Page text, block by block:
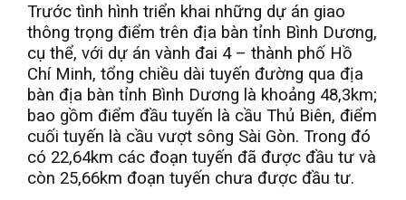
Trước tình hình triển khai những dự án giao
thông trọng điểm trên địa bàn tỉnh Bình Dương,
cụ thể, với dự án vành đai 4 – thành phố Hồ
Chí Minh, tổng chiều dài tuyến đường qua địa
bàn địa bàn tỉnh Bình Dương là khoảng 48,3km;
bao gồm điểm đầu tuyến là cầu Thủ Biên, điểm
cuối tuyến là cầu vượt sông Sài Gòn. Trong đó
có 22,64km các đoạn tuyến đã được đầu tư và
còn 25,66km đoạn tuyến chưa được đầu tư.